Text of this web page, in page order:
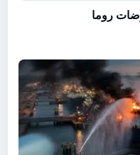
روما